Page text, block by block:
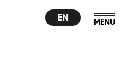
EN